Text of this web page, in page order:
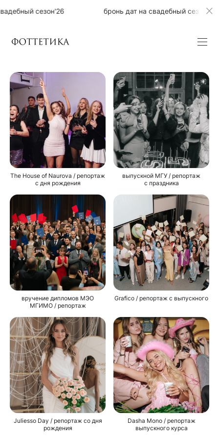
сезон'26 бронь дат на свадебный сезон'26
The House of Naurova / репортаж
с дня рождения
выпускной МГУ / репортаж
с праздника
вручение дипломов МЭО
МГИМО / репортаж
Grafico / репортаж с выпускного
Juliesso Day / репортаж со дня
рождения
Dasha Mono / репортаж
выпускного курса